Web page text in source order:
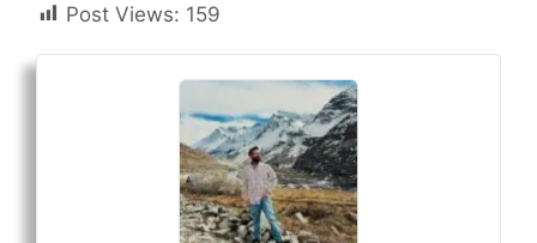
Post Views: 159